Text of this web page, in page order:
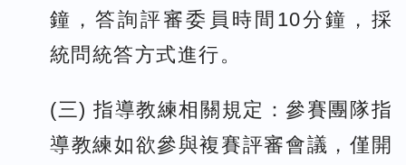
鐘，答詢評審委員時間10分鐘，採
統問統答方式進行。
(三) 指導教練相關規定：參賽團隊指
導教練如欲參與複賽評審會議，僅開